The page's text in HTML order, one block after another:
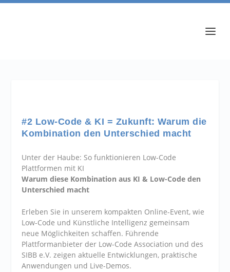
#2 Low-Code & KI = Zukunft: Warum die
Kombination den Unterschied macht
Unter der Haube: So funktionieren Low-Code
Plattformen mit KI
Warum diese Kombination aus KI & Low-Code den
Unterschied macht
Erleben Sie in unserem kompakten Online-Event, wie
Low-Code und Künstliche Intelligenz gemeinsam
neue Möglichkeiten schaffen. Führende
Plattformanbieter der Low-Code Association und des
SIBB e.V. zeigen aktuelle Entwicklungen, praktische
Anwendungen und Live-Demos.